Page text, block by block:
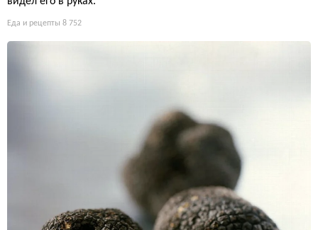
Еда и рецепты 8 752